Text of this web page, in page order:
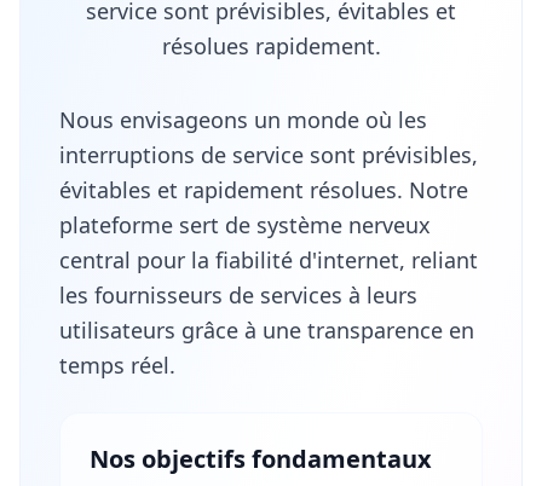
service sont prévisibles, évitables et
résolues rapidement.
Nous envisageons un monde où les
interruptions de service sont prévisibles,
évitables et rapidement résolues. Notre
plateforme sert de système nerveux
central pour la fiabilité d'internet, reliant
les fournisseurs de services à leurs
utilisateurs grâce à une transparence en
temps réel.
Nos objectifs fondamentaux